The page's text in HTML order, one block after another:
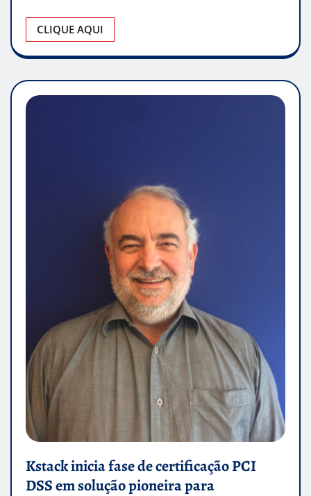
CLIQUE AQUI
Kstack inicia fase de certificação PCI
DSS em solução pioneira para